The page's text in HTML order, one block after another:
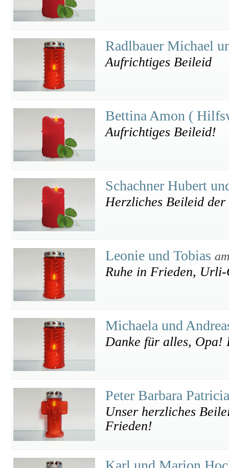
Radlbauer Michael
Aufrichtiges Beileid
Bettina Amon (
Aufrichtiges Beileid!
Schachner Hubert
Herzliches Beileid
Leonie und Tobias
Ruhe in Frieden,
Michaela und
Danke für alles, Opa!
Peter Barbara
Unser herzliches
Frieden!